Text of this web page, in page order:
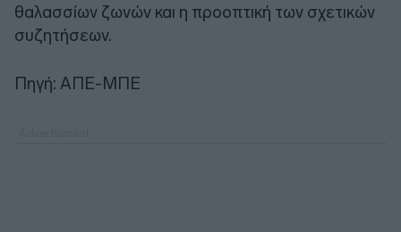
θαλασσίων ζωνών και η προοπτική των σχετικών
συζητήσεων.
Πηγή: ΑΠΕ-ΜΠΕ